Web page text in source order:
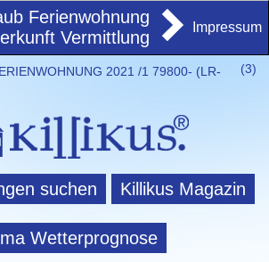
Ferienwohnung
Vermittlung
Impressum
(3)
2021 /1 79800- (LR-
suchen Killikus Magazin
Wetterprognose